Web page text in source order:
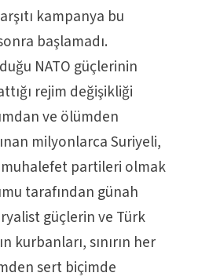
kampanya bu
başlamadı.
NATO güçlerinin
rejim değişikliği
ve ölümden
milyonlarca Suriyeli,
muhalefet partileri olmak
tarafından günah
güçlerin ve Türk
kurbanları, sınırın her
sert biçimde